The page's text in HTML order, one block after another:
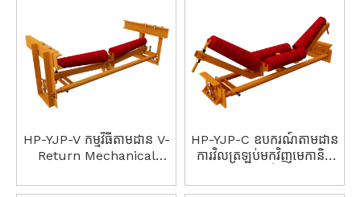
HP-YJP-V កម្មវិធីតាមដាន V-
Return Mechanical
ខ្ពស់។
HP-YJP-C ឧបករណ៍តាមដាន
ការវិលត្រឡប់មកវិញមេកានិក